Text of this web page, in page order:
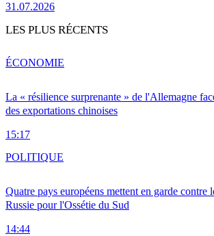
31.07.2026
LES PLUS RÉCENTS
La « résilience surprenante » de l'Allemagne
des exportations chinoises
15:17
ÉCONOMIE
Quatre pays européens mettent en garde contre
Russie pour l'Ossétie du Sud
14:44
POLITIQUE